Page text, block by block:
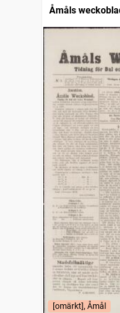
Åmåls
[omärkt], Åmål